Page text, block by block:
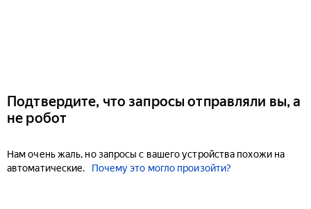
Подтвердите, что запросы отправляли вы, а
не робот
Нам очень жаль, но запросы с вашего устройства похожи на
автоматические.
Почему это могло произойти?